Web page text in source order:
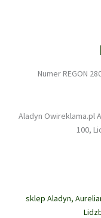
Numer REGON
Aladyn Owireklama.pl
100,
sklep Aladyn,